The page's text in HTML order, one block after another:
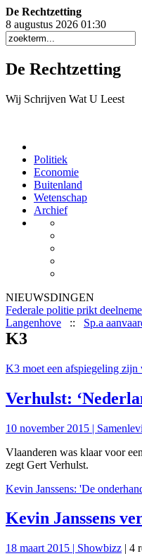
De Rechtzetting
8 augustus 2026 01 :30
De Rechtzetting
Wij Schrijven Wat U Leest
Politiek
Economie
Buitenland
Wetenschap
Archief
NIEUWSDINGEN
Federale politie prikt
Langenhove :: Sp.a
K3
K3 moet een afspiegeling zijn
Verhulst:
10 november 2015 |
Vlaanderen was klaar voor
zegt Gert Verhulst.
Kevin Janssens: 'De
Kevin Janssens
18 maart 2015 | Showbizz | 4